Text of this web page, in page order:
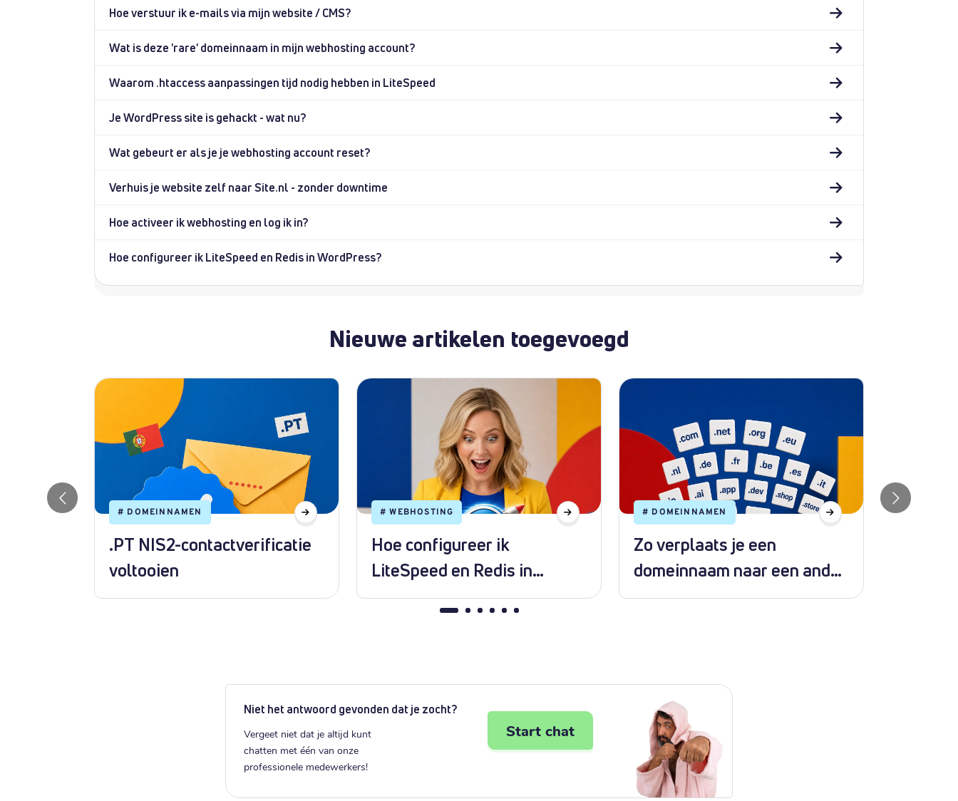
Hoe verstuur ik e-mails via mijn website / CMS?
Wat is deze 'rare' domeinnaam in mijn webhosting account?
Waarom .htaccess aanpassingen tijd nodig hebben in LiteSpeed
Je WordPress site is gehackt - wat nu?
Wat gebeurt er als je je webhosting account reset?
Verhuis je website zelf naar Site.nl - zonder downtime
Hoe activeer ik webhosting en log ik in?
Hoe configureer ik LiteSpeed en Redis in WordPress?
Nieuwe artikelen toegevoegd
# DOMEINNAMEN
.PT NIS2-contactverificatie
voltooien
#WEBHOSTING
Hoe configureer ik
LiteSpeed en Redis in
WordPress?
# DOMEINNAMEN
Zo verplaats je een
domeinnaam naar een ander
pakket
#
Niet het antwoord gevonden dat je zocht?
Vergeet niet dat je altijd kunt
chatten met één van onze
professionele medewerkers!
Start chat